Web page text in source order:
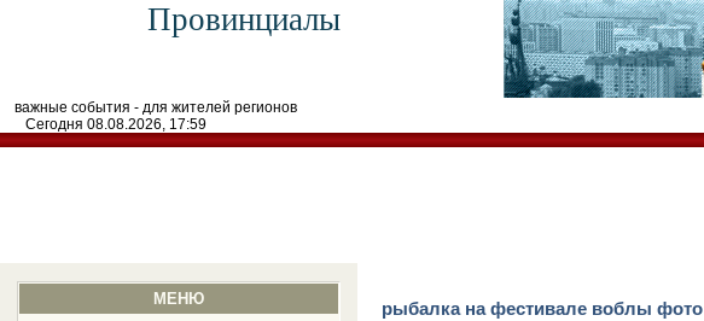
Провинциалы
важные события - для жителей регионов
Сегодня 08.08.2026, 17:59
МЕНЮ
рыбалка на фестивале воблы фото